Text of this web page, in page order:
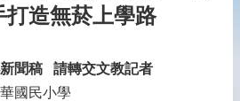
造無菸上學路
聞稿
請轉交文教記者
國民小學